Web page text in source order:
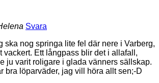
Svara
ska nog springa lite fel där nere i Varberg,
vackert. Ett långpass blir det i allafall,
ju varit roligare i glada vänners sällskap.
bra löparväder, jag vill höra allt sen;-D